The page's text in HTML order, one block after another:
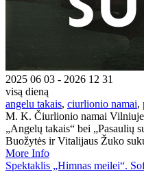
2025 06 03 - 2026 12 31
visą dieną
angelu takais, ciurlionio namai,
M. K. Čiurlionio namai
„Angelų takais“ bei „Pasaulių
Buožytės ir Vitalijaus Žuko
More Info
Spektaklis „Himnas meilei“.